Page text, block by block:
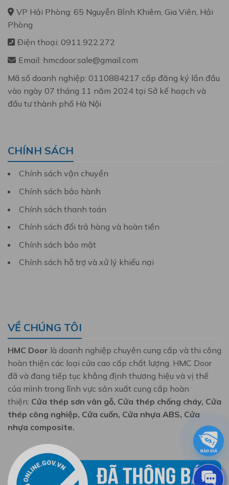
VP Hải Phòng: 65 Nguyễn Bỉnh Khiêm, Gia Viên, Hải
Phòng
Điện thoại: 0911.922.272
Email: hmcdoor.sale@gmail.com
Mã số doanh nghiệp: 0110884217 cấp đăng ký lần đầu
vào ngày 07 tháng 11 năm 2024 tại Sở kế hoạch và
đầu tư thành phố Hà Nội
CHÍNH SÁCH
Chính sách vận chuyển
Chính sách bảo hành
Chính sách thanh toán
Chính sách đổi trả hàng và hoàn tiền
Chính sách bảo mật
Chính sách hỗ trợ và xử lý khiếu nại
VỀ CHÚNG TÔI
HMC Door là doanh nghiệp chuyên cung cấp và thi công
hoàn thiện các loại cửa cao cấp chất lượng. HMC Door
đã và đang tiếp tục khẳng định thương hiệu và vị thế
của mình trong lĩnh vực sản xuất cung cấp hoàn
thiện: Cửa thép sơn vân gỗ, Cửa thép chống cháy, Cửa
thép công nghiệp, Cửa cuốn, Cửa nhựa ABS, Cửa
nhựa composite.